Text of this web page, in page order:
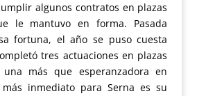
algunos contratos en plazas
le mantuvo en forma. Pasada
fortuna, el año se puso cuesta
tres actuaciones en plazas
una más que esperanzadora en
inmediato para Serna es su